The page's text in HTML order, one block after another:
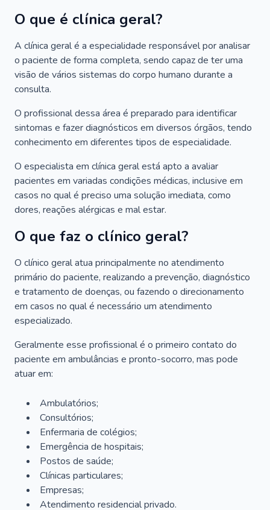
O que é clínica geral?
A clínica geral é a especialidade responsável por analisar
o paciente de forma completa, sendo capaz de ter uma
visão de vários sistemas do corpo humano durante a
consulta.
O profissional dessa área é preparado para identificar
sintomas e fazer diagnósticos em diversos órgãos, tendo
conhecimento em diferentes tipos de especialidade.
O especialista em clínica geral está apto a avaliar
pacientes em variadas condições médicas, inclusive em
casos no qual é preciso uma solução imediata, como
dores, reações alérgicas e mal estar.
O que faz o clínico geral?
O clínico geral atua principalmente no atendimento
primário do paciente, realizando a prevenção, diagnóstico
e tratamento de doenças, ou fazendo o direcionamento
em casos no qual é necessário um atendimento
especializado.
Geralmente esse profissional é o primeiro contato do
paciente em ambulâncias e pronto-socorro, mas pode
atuar em:
Ambulatórios;
Consultórios;
Enfermaria de colégios;
Emergência de hospitais;
Postos de saúde;
Clínicas particulares;
Empresas;
Atendimento residencial privado.